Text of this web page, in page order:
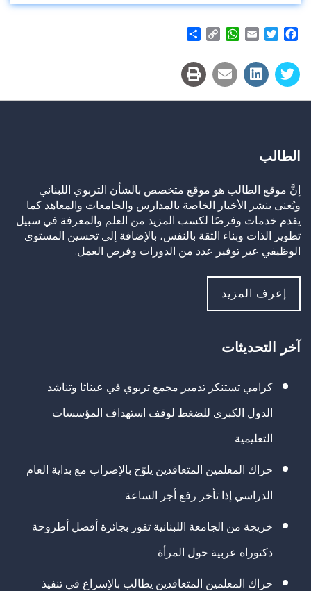
Facebook
Twitter
Email
WhatsApp
Copy
الطالب
إنَّ موقع الطالب هو موقع متخصص بالشأن التربوي اللبناني
ويُعنى بنشر الأخبار الخاصة بالمدارس والجامعات والمعاهد كما
يقدم خدمات وفرصًا لكسب المزيد من العلم والمعرفة في سبيل
تطوير الذات وبناء الثقة بالنفس، بالإضافة إلى تحسين المستوى
الوظيفي عبر توفير عدد من الدورات وفرص العمل.
إعرف المزيد
آخر التحديثات
كرامي تستنكر تدمير مجمع تربوي في عيناثا وتناشد
الدول الكبرى للضغط لوقف استهداف المؤسسات
التعليمية
حراك المعلمين المتعاقدين يلوّح بالإضراب مع بداية العام
الدراسي إذا تأخر رفع أجر الساعة
خريجة من الجامعة اللبنانية تفوز بجائزة أفضل أطروحة
دكتوراه عربية حول المرأة
حراك المعلمين المتعاقدين يطالب بالإسراع في تنفيذ